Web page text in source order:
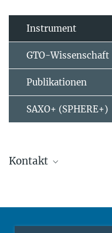
Instrument
GTO-Wissenschaft
Publikationen
SAXO+ (SPHERE+)
Kontakt